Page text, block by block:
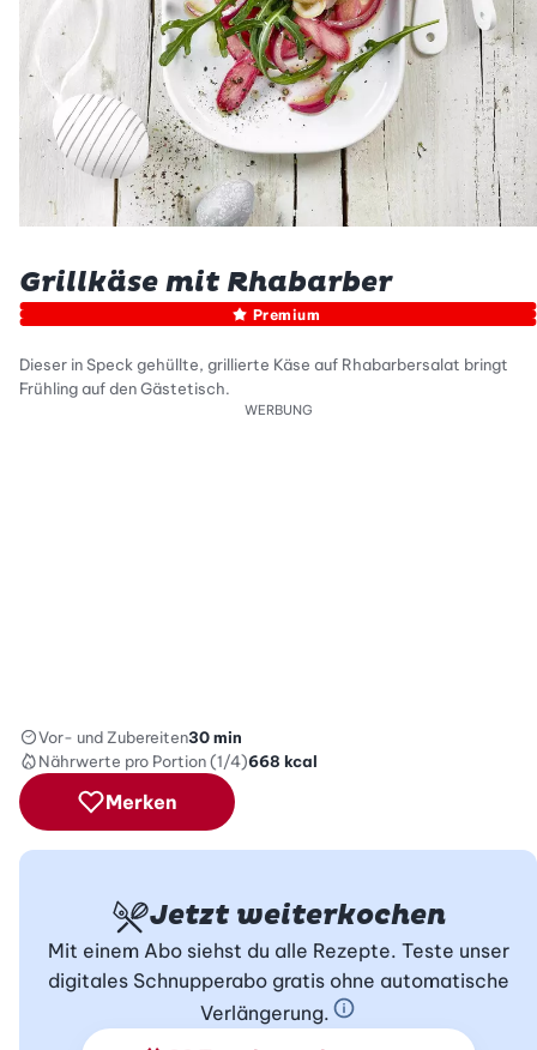
Grillkäse mit Rhabarber
Premium
Dieser in Speck gehüllte, grillierte Käse auf Rhabarbersalat bringt
Frühling auf den Gästetisch.
WERBUNG
Vor- und Zubereiten30 min
Nährwerte pro Portion (1/4)668 kcal
Merken
Jetzt weiterkochen
Mit einem Abo siehst du alle Rezepte. Teste unser
digitales Schnupperabo gratis ohne automatische
Verlängerung.
Schnupperabo Info